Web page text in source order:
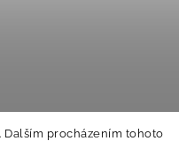
procházením tohoto